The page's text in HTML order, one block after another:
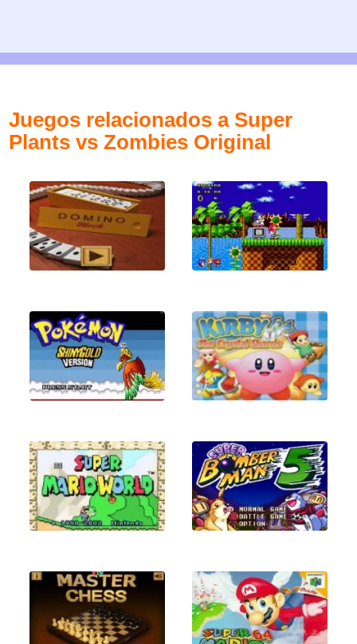
Juegos relacionados a Super
Plants vs Zombies Original